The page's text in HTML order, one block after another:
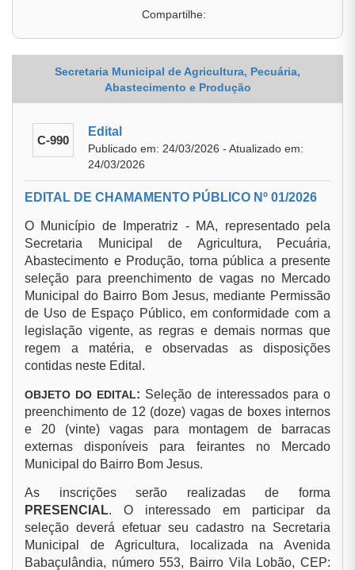
Compartilhe:
Secretaria Municipal de Agricultura, Pecuária,
Abastecimento e Produção
C-990
Edital
Publicado em: 24/03/2026 - Atualizado em:
24/03/2026
EDITAL DE CHAMAMENTO PÚBLICO Nº 01/2026
O Município de Imperatriz - MA, representado pela
Secretaria Municipal de Agricultura, Pecuária,
Abastecimento e Produção, torna pública a presente
seleção para preenchimento de vagas no Mercado
Municipal do Bairro Bom Jesus, mediante Permissão
de Uso de Espaço Público, em conformidade com a
legislação vigente, as regras e demais normas que
regem a matéria, e observadas as disposições
contidas neste Edital.
OBJETO DO EDITAL: Seleção de interessados para o
preenchimento de 12 (doze) vagas de boxes internos
e 20 (vinte) vagas para montagem de barracas
externas disponíveis para feirantes no Mercado
Municipal do Bairro Bom Jesus.
As inscrições serão realizadas de forma
PRESENCIAL. O interessado em participar da
seleção deverá efetuar seu cadastro na Secretaria
Municipal de Agricultura, localizada na Avenida
Babaçulândia, número 553, Bairro Vila Lobão, CEP: